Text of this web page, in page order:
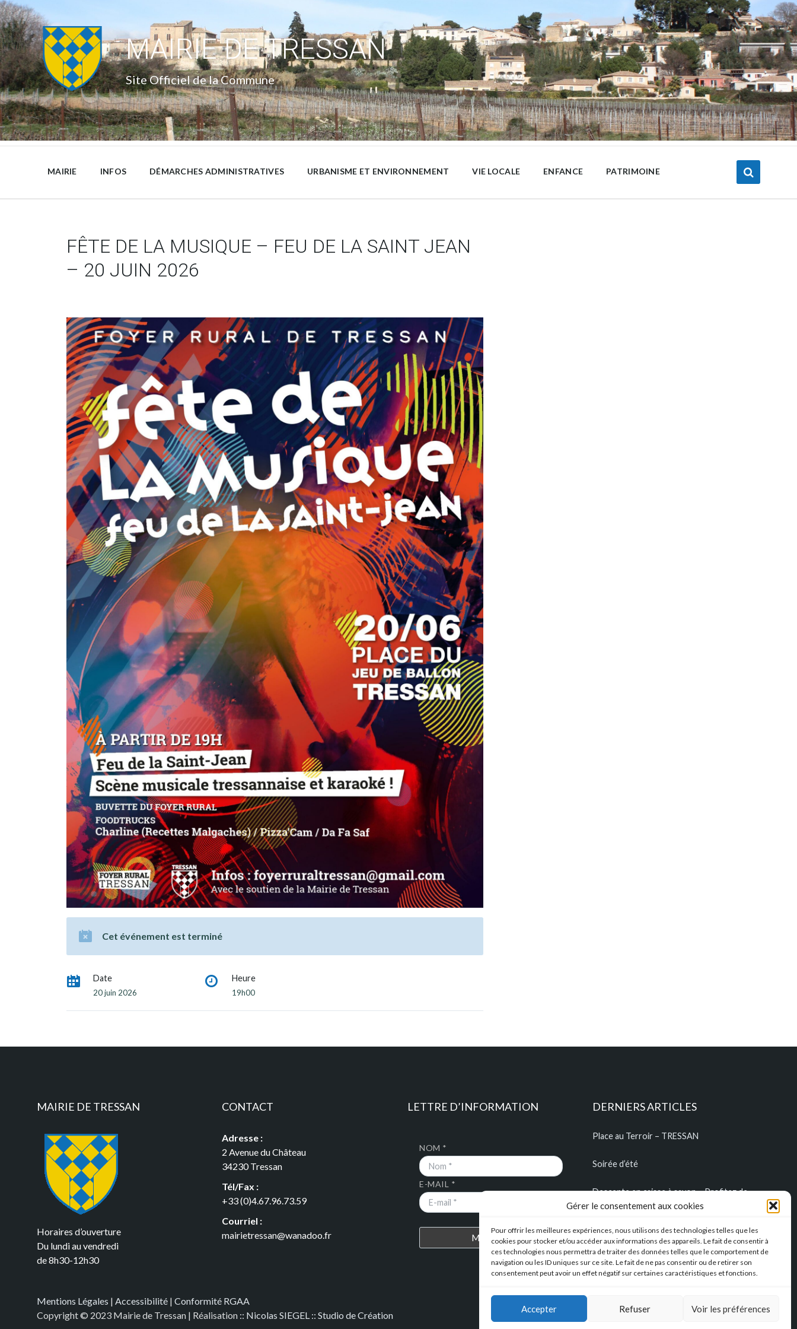
Gérer le consentement aux cookies
Pour offrir les meilleures expériences, nous utilisons des technologies telles que les
cookies pour stocker et/ou accéder aux informations des appareils. Le fait de consentir à
ces technologies nous permettra de traiter des données telles que le comportement de
navigation ou les ID uniques sur ce site. Le fait de ne pas consentir ou de retirer son
consentement peut avoir un effet négatif sur certaines caractéristiques et fonctions.
Accepter Refuser Voir les préférences
Skip
to
content
Skip
to
main
navigation
Skip
to
footer
MAIRIE DE TRESSAN
Site Officiel de la Commune
MAIRIE INFOS DÉMARCHES ADMINISTRATIVES URBANISME ET ENVIRONNEMENT VIE LOCALE ENFANCE PATRIMOINE
FÊTE DE LA MUSIQUE – FEU DE LA SAINT JEAN
– 20 JUIN 2026
Cet événement est terminé
Date
20 juin 2026
Heure
19h00
MAIRIE DE TRESSAN
Horaires d’ouverture
Du lundi au vendredi
de 8h30-12h30
CONTACT
Adresse :
2 Avenue du Château
34230 Tressan
Tél/Fax :
+33 (0)4.67.96.73.59
Courriel :
mairietressan@wanadoo.fr
LETTRE D’INFORMATION
NOM *
E-MAIL *
DERNIERS ARTICLES
Place au Terroir – TRESSAN
Soirée d’été
Descente en caisse à savon – Profitez de
l’été pour construire vos caisses à savon !!!
l’Hérault Sud prenant
Mentions Légales | Accessibilité | Conformité RGAA
Copyright © 2023 Mairie de Tressan | Réalisation :: Nicolas SIEGEL :: Studio de Création